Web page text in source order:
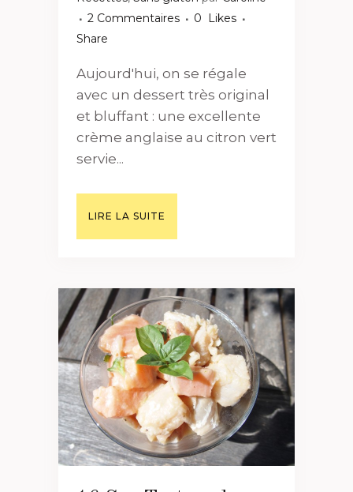
2 Commentaires
0
Likes
Share
Aujourd'hui, on se régale
avec un dessert très original
et bluffant : une excellente
crème anglaise au citron vert
servie...
LIRE LA SUITE